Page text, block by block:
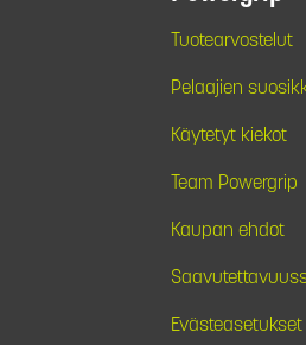
Tuotearvostelut
Pelaajien
Käytetyt kiekot
Team Powergrip
Kaupan ehdot
Evästeasetukset